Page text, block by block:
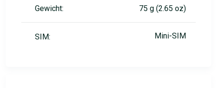
Gewicht: 75 g (2.65 oz)
SIM: Mini-SIM